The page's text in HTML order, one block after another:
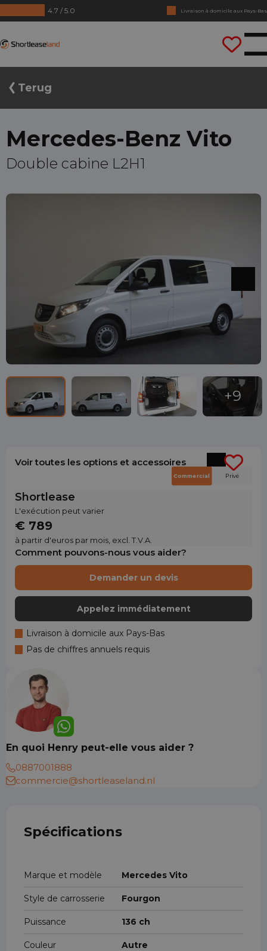
4.7 / 5.0
Livraison à domicile aux Pays-Bas
Pas de chiffres annuels requis
Conduisez tout de suite
Terug
Mercedes-Benz Vito
Double cabine L2H1
Voir toutes les options et accessoires
Shortlease
L'exécution peut varier
€ 789
à partir d'euros par mois, excl. T.V.A.
Commercial Privé
Comment pouvons-nous vous aider?
Demander un devis
Appelez immédiatement
Livraison à domicile aux Pays-Bas
Pas de chiffres annuels requis
En quoi Henry peut-elle vous aider ?
0887001888
commercie@shortleaseland.nl
Spécifications
Marque et modèle Mercedes Vito
Style de carrosserie Fourgon
Puissance 136 ch
Couleur Autre